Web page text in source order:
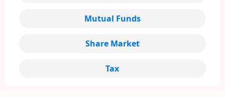
Mutual Funds
Share Market
Tax